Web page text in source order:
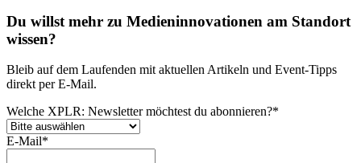
Du willst mehr zu Medieninnovationen am Standort
wissen?
Bleib auf dem Laufenden mit aktuellen Artikeln und Event-Tipps
direkt per E-Mail.
Welche XPLR: Newsletter möchtest du abonnieren?*
E-Mail*